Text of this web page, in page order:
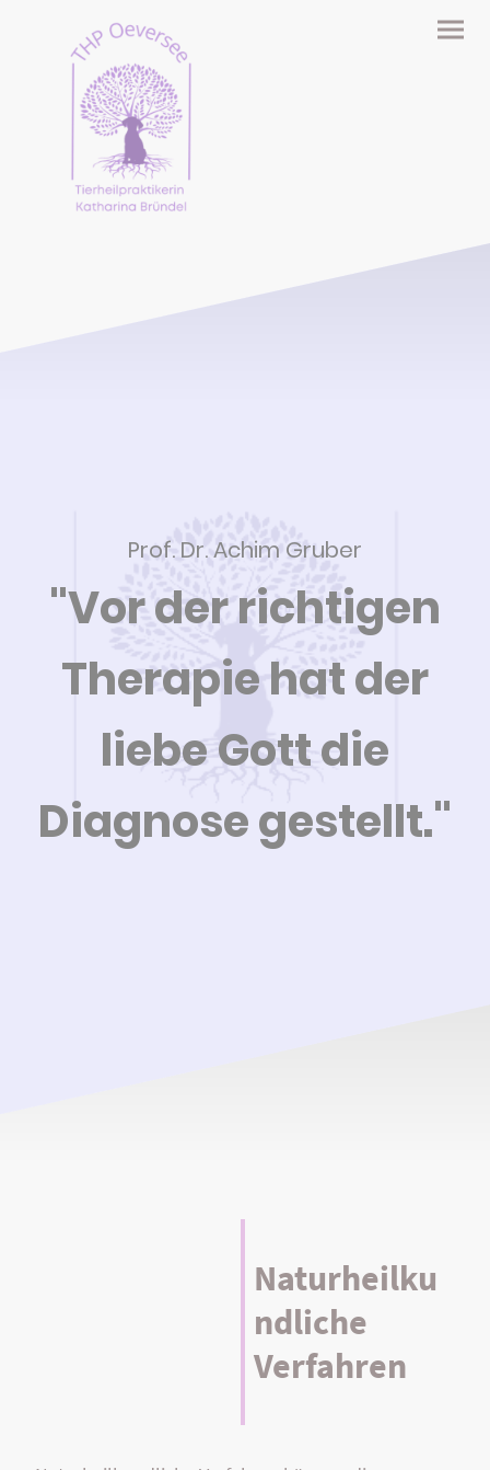
Prof. Dr. Achim Gruber
"Vor der richtigen
Therapie hat der
liebe Gott die
Diagnose gestellt."
Naturheilku
ndliche
Verfahren